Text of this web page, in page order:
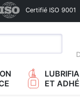
Certifié ISO 9001
ET